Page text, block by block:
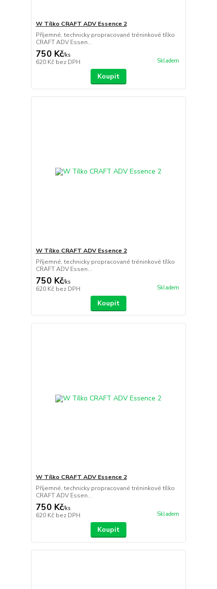
W Tílko CRAFT ADV Essence 2
Příjemné, technicky propracované tréninkové tílko
CRAFT ADV Essen...
750 Kč/ks
620 Kč bez DPH Skladem
Koupit
W Tílko CRAFT ADV Essence 2
Příjemné, technicky propracované tréninkové tílko
CRAFT ADV Essen...
750 Kč/ks
620 Kč bez DPH Skladem
Koupit
W Tílko CRAFT ADV Essence 2
Příjemné, technicky propracované tréninkové tílko
CRAFT ADV Essen...
750 Kč/ks
620 Kč bez DPH Skladem
Koupit